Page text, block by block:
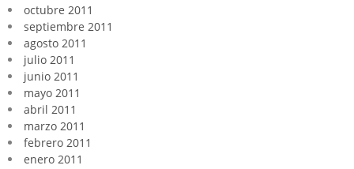
octubre 2011
septiembre 2011
agosto 2011
julio 2011
junio 2011
mayo 2011
abril 2011
marzo 2011
febrero 2011
enero 2011